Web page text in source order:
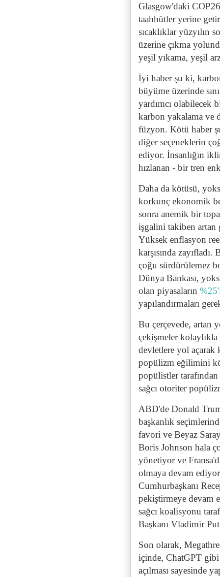
Glasgow'daki
taahhütler yerine
sıcaklıklar yüzyılın
üzerine çıkma
yeşil yıkama, yeşil
İyi haber şu ki,
büyüme üzerinde
yardımcı olabilecek
karbon yakalama ve
füzyon. Kötü haber
diğer seçeneklerin
ediyor. İnsanlığın
hızlanan - bir tren
Daha da kötüsü,
korkunç ekonomik
sonra anemik bir
işgalini takiben artan
Yüksek enflasyon
karşısında
çoğu sürdürülemez
Dünya Bankası,
olan piyasaların
yapılandırmaları
Bu çerçevede, artan
çekişmeler kolaylıkla
devletlere yol
popülizm eğilimini
popülistler
sağcı otoriter
ABD'de Donald
başkanlık
favori ve Beyaz
Boris Johnson hala
yönetiyor ve
olmaya devam
Cumhurbaşkanı
pekiştirmeye devam
sağcı koalisyonu
Başkanı Vladimir
Son olarak,
içinde, ChatGPT gibi
açılması sayesinde